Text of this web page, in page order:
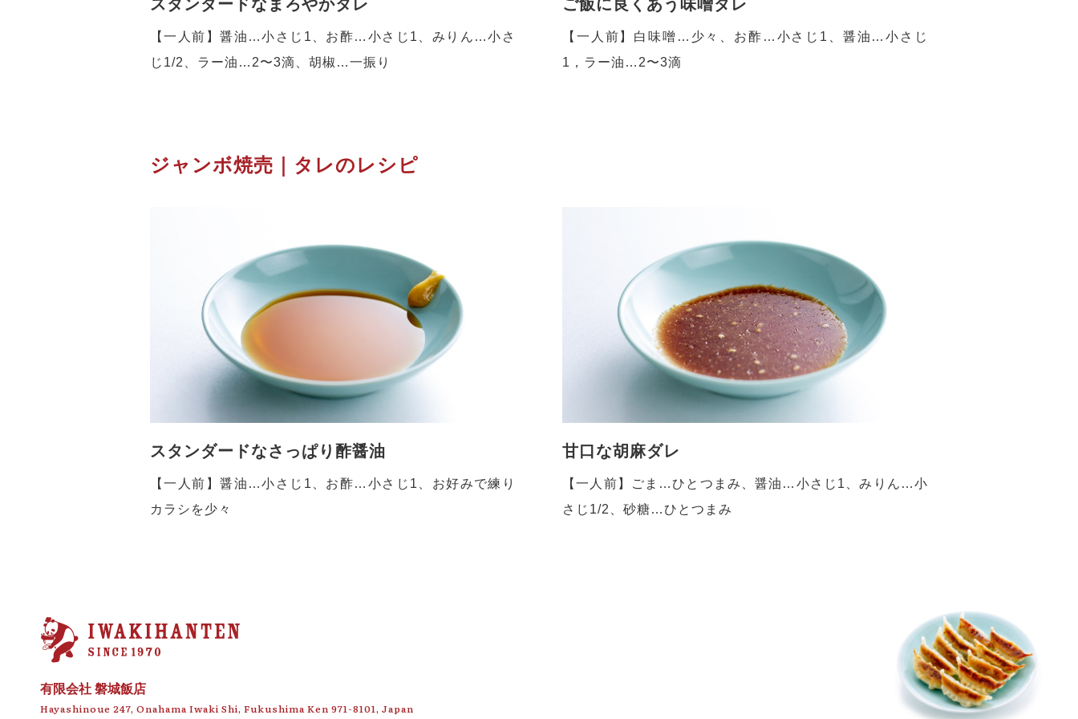
スタンダードなまろやかタレ
【一人前】醤油…小さじ1、お酢…小さじ1、みりん…小さ
じ1/2、ラー油…2〜3滴、胡椒…一振り
ご飯に良くあう味噌ダレ
【一人前】白味噌…少々、お酢…小さじ1、醤油…小さじ
1，ラー油…2〜3滴
ジャンボ焼売｜タレのレシピ
スタンダードなさっぱり酢醤油
【一人前】醤油…小さじ1、お酢…小さじ1、お好みで練り
カラシを少々
甘口な胡麻ダレ
【一人前】ごま…ひとつまみ、醤油…小さじ1、みりん…小
さじ1/2、砂糖…ひとつまみ
有限会社 磐城飯店
Hayashinoue 247, Onahama Iwaki Shi, Fukushima Ken 971-8101, Japan